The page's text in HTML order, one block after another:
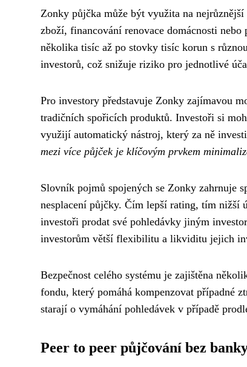
Zonky půjčka může být využita na
zboží, financování renovace domácnosti
několika tisíc až po stovky tisíc korun s
investorů, což snižuje riziko pro jednotlivé
Pro investory představuje Zonky zajímavou
tradičních spořicích produktů. Investoři si
využijí automatický nástroj, který za ně
mezi více půjček je klíčovým prvkem
Slovník pojmů spojených se Zonky zahrnuje
nesplacení půjčky. Čím lepší rating, tím nižší
investoři prodat své pohledávky jiným
investorům větší flexibilitu a likviditu jejich
Bezpečnost celého systému je zajištěna
fondu, který pomáhá kompenzovat případné
starají o vymáhání pohledávek v případě
Peer to peer půjčování bez